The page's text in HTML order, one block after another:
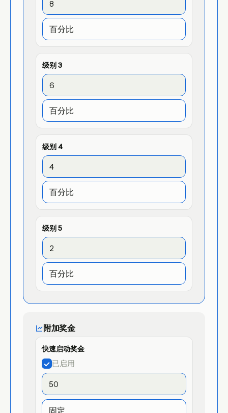
级别3
级别4
级别5
附加奖金
快速启动奖金
已启用